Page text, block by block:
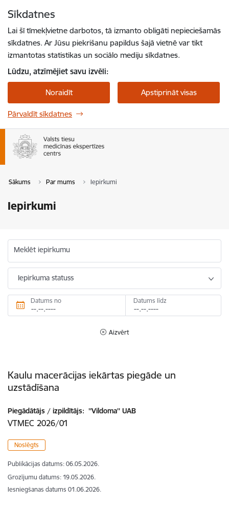
Sīkdatnes
Lai šī tīmekļvietne darbotos, tā izmanto obligāti nepieciešamās
sīkdatnes. Ar Jūsu piekrišanu papildus šajā vietnē var tikt
izmantotas statistikas un sociālo mediju sīkdatnes.
Lūdzu, atzīmējiet savu izvēli:
Noraidīt Apstiprināt visas
Pārvaldīt sīkdatnes
Sākums Par mums Iepirkumi
Iepirkumi
Meklēt iepirkumu
Iepirkuma statuss
Datums no Datums līdz
Aizvērt
Kaulu macerācijas iekārtas piegāde un
uzstādīšana
Piegādātājs / izpildītājs: ''Vildoma'' UAB
VTMEC 2026/01
Noslēgts
Publikācijas datums: 06.05.2026.
Grozījumu datums: 19.05.2026.
Iesniegšanas datums 01.06.2026.